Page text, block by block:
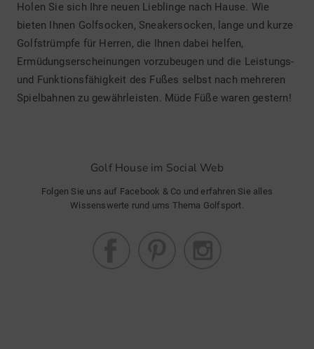
Holen Sie sich Ihre neuen Lieblinge nach Hause. Wie
bieten Ihnen Golfsocken, Sneakersocken, lange und kurze
Golfstrümpfe für Herren, die Ihnen dabei helfen,
Ermüdungserscheinungen vorzubeugen und die Leistungs-
und Funktionsfähigkeit des Fußes selbst nach mehreren
Spielbahnen zu gewährleisten. Müde Füße waren gestern!
Golf House im Social Web
Folgen Sie uns auf Facebook & Co und erfahren Sie alles
Wissenswerte rund ums Thema Golfsport.